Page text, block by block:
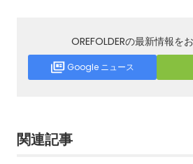
OREFOLDERの最新情報を
Google ニュース
関連記事